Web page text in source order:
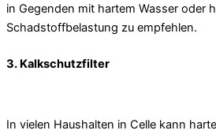
in Gegenden mit hartem Wasser oder
Schadstoffbelastung zu empfehlen.
3. Kalkschutzfilter
In vielen Haushalten in Celle kann